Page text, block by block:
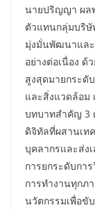
นายปริญญา ผล
ตัวแทนกลุ่มบริษั
มุ่งมั่นพัฒนาและ
อย่างต่อเนื่อง ด้
สูงสุดมายกระดั
และสิ่งแวดล้อม
บทบาทสำคัญ 3
ดิจิทัลที่ผสานเท
บุคลากรและส่ง
การยกระดับกา
การทำงานทุกภ
นวัตกรรมเพื่อขั